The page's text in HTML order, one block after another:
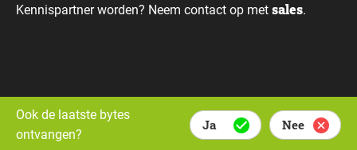
Kennispartner worden? Neem contact op met sales.
Alle rechten voorbehouden © Daily Data Bytes 2026. Webdesign door
Whello.
Ook de laatste bytes
ontvangen?
Ja Nee